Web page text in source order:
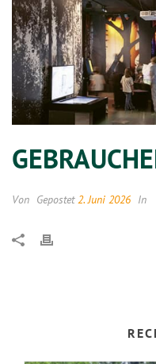
Von Gepostet2. Juni 2026 In